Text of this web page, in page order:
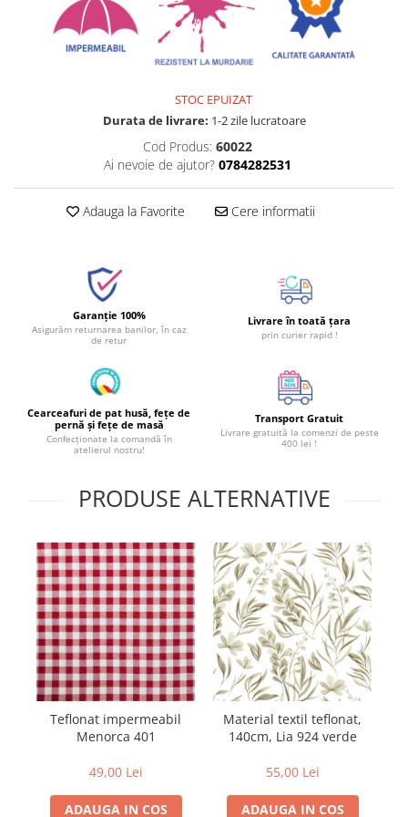
STOC EPUIZAT
Durata de livrare: 1-2 zile lucratoare
Cod Produs: 60022
Ai nevoie de ajutor? 0784282531
Adauga la Favorite Cere informatii
Garanție 100%
Asigurăm returnarea banilor, în caz
de retur
Livrare în toată țara
prin curier rapid !
Cearceafuri de pat husă, fețe de
pernă și fețe de masă
Confecționate la comandă în
atelierul nostru!
Transport Gratuit
Livrare gratuită la comenzi de peste
400 lei !
PRODUSE ALTERNATIVE
Teflonat impermeabil
Menorca 401
49,00 Lei
ADAUGA IN COS
Material textil teflonat,
140cm, Lia 924 verde
55,00 Lei
ADAUGA IN COS